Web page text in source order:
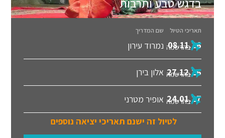
תאריכי הטיול שם המדריך
08.11.26 נמרוד עירון בהרשמה
27.12.26 אלון בירן בהרשמה
24.01.27 אופיר מטרני בהרשמה
לטיול זה ישנם תאריכי יציאה נוספים